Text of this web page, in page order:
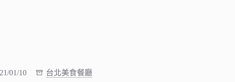
01/10 台北美食餐廳